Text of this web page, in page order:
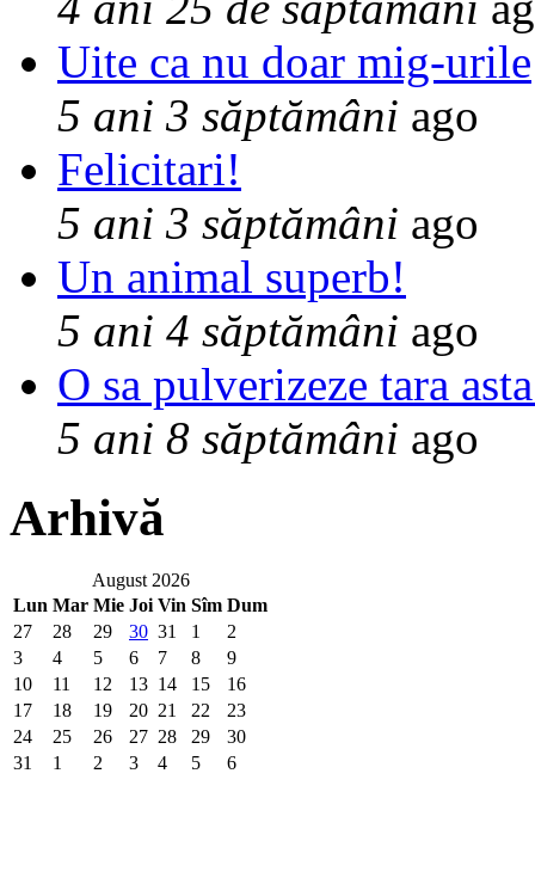
Uite ca nu doar mig-urile
5 ani 3 săptămâni ago
Felicitari!
5 ani 3 săptămâni ago
Un animal superb!
5 ani 4 săptămâni ago
O sa pulverizeze tara
5 ani 8 săptămâni ago
Arhivă
August 2026
Lun Mar Mie Joi Vin Sîm Dum
27
28 29 30 31 1
2
3
4 5 6 7 8
9
10
11 12 13 14 15
16
17
18 19 20 21 22
23
24
25 26 27 28 29
30
31
1 2 3 4 5 6